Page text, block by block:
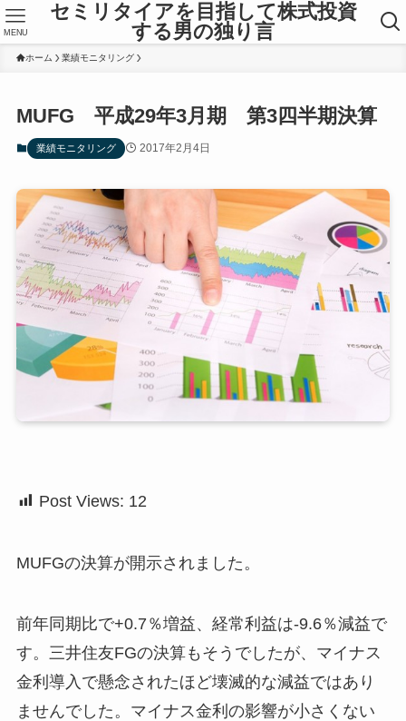
セミリタイアを目指して株式投資
する男の独り言
MENU
ホーム 業績モニタリング
MUFG 平成29年3月期 第3四半期決算
業績モニタリング 2017年2月4日
Post Views: 12
MUFGの決算が開示されました。
前年同期比で+0.7％増益、経常利益は-9.6％減益で
す。三井住友FGの決算もそうでしたが、マイナス
金利導入で懸念されたほど壊滅的な減益ではあり
ませんでした。マイナス金利の影響が小さくない